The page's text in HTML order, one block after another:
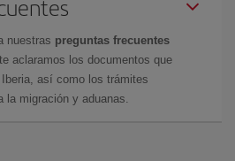
nuestras preguntas frecuentes
aclaramos los documentos que
así como los trámites
la migración y aduanas.